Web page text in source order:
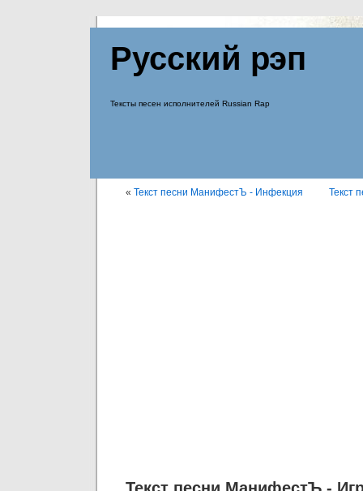
Русский рэп
Тексты песен исполнителей Russian Rap
« Текст песни МанифестЪ - Инфекция Текст